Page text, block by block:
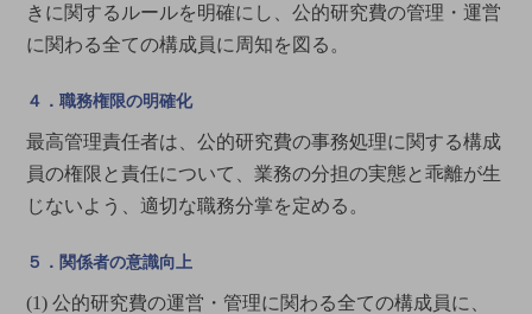
きに関するルールを明確にし、公的研究費の管理・運営
に関わる全ての構成員に周知を図る。
４．職務権限の明確化
最高管理責任者は、公的研究費の事務処理に関する構成
員の権限と責任について、業務の分担の実態と乖離が生
じないよう、適切な職務分掌を定める。
５．関係者の意識向上
(1) 公的研究費の運営・管理に関わる全ての構成員に、